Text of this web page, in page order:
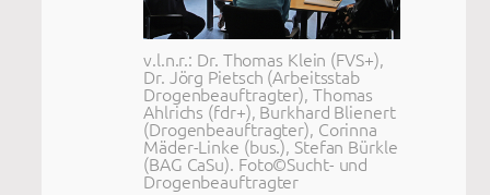
v.l.n.r.: Dr. Thomas Klein (FVS+),
Dr. Jörg Pietsch (Arbeitsstab
Drogenbeauftragter), Thomas
Ahlrichs (fdr+), Burkhard Blienert
(Drogenbeauftragter), Corinna
Mäder-Linke (bus.), Stefan Bürkle
(BAG CaSu). Foto©Sucht- und
Drogenbeauftragter